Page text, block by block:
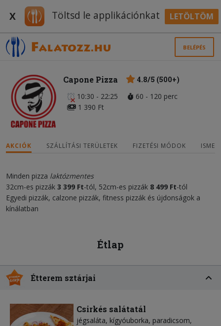
X Töltsd le applikációnkat LETÖLTÖM
BELÉPÉS
Capone Pizza
4.8/5 (500+)
10:30 - 22:25
60 - 120 perc
1 390 Ft
AKCIÓK SZÁLLÍTÁSI TERÜLETEK FIZETÉSI MÓDOK
Minden pizza laktózmentes
32cm-es pizzák 3 399 Ft-tól, 52cm-es pizzák 8 499 Ft-tól
Egyedi pizzák, calzone pizzák, fitness pizzák és újdonságok a
kínálatban
Étlap
Étterem sztárjai
Csirkés salátatál
jégsaláta kígyóuborka paradicsom